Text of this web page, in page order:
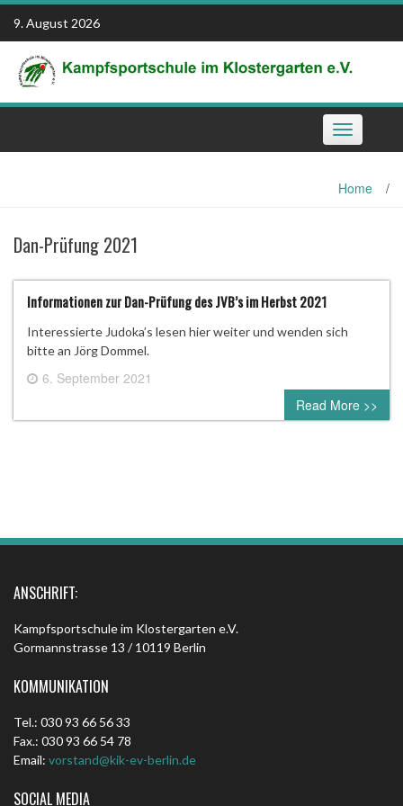
Skip
content
9. August 2026
Toggle
navigation
Home /
Dan-Prüfung 2021
Informationen zur Dan-Prüfung des JVB’s im Herbst 2021
Interessierte Judoka’s lesen hier weiter und wenden sich
bitte an Jörg Dommel.
6. September 2021
0 comment
Read More >>
ANSCHRIFT:
Kampfsportschule im Klostergarten e.V.
Gormannstrasse 13 / 10119 Berlin
KOMMUNIKATION
Tel.: 030 93 66 56 33
Fax.: 030 93 66 54 78
Email: vorstand@kik-ev-berlin.de
SOCIAL MEDIA